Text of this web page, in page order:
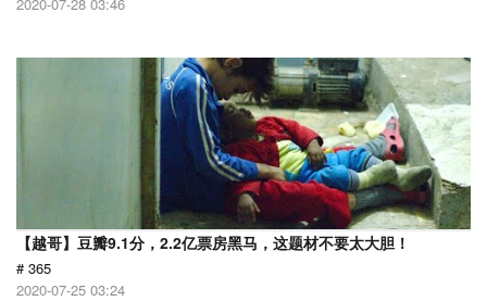
【越哥】豆瓣9.1分，2.2亿票房黑马，这题材不要太大胆！
# 365
2020-07-25 03:24